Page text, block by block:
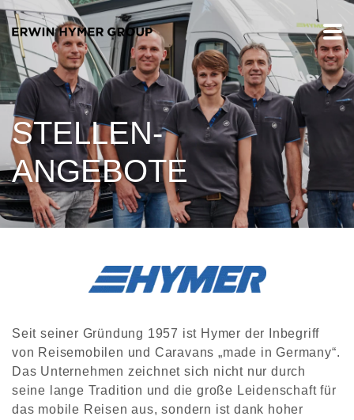
STELLEN-
ANGEBOTE
Seit seiner Gründung 1957 ist Hymer der Inbegriff
von Reisemobilen und Caravans „made in Germany“.
Das Unternehmen zeichnet sich nicht nur durch
seine lange Tradition und die große Leidenschaft für
das mobile Reisen aus, sondern ist dank hoher